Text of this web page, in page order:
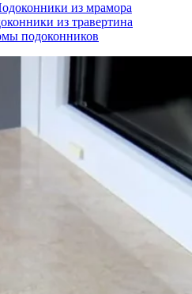
из мрамора
из травертина
подоконников